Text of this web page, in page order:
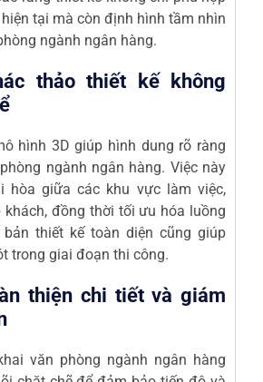
tại mà còn định hình tầm nhìn
ngành ngân hàng.
thảo thiết kế không
hình 3D giúp hình dung rõ ràng
ngành ngân hàng. Việc này
hòa giữa các khu vực làm việc,
khách, đồng thời tối ưu hóa luồng
thiết kế toàn diện cũng giúp
trong giai đoạn thi công.
thiện chi tiết và giám
văn phòng ngành ngân hàng